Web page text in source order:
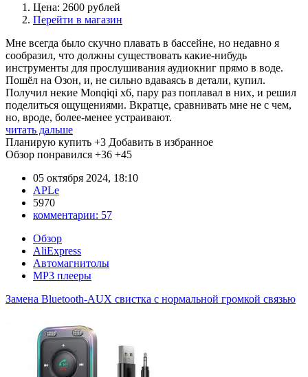
Цена: 2600 рублей
Перейти в магазин
Мне всегда было скучно плавать в бассейне, но недавно я
сообразил, что должны существовать какие-нибудь
инструменты для прослушивания аудиокниг прямо в воде.
Пошёл на Озон, и, не сильно вдаваясь в детали, купил.
Получил некие Monqiqi x6, пару раз поплавал в них, и решил
поделиться ощущениями. Вкратце, сравнивать мне не с чем,
но, вроде, более-менее устраивают.
читать дальше
Планирую купить +3 Добавить в избранное
Обзор понравился +36 +45
05 октября 2024, 18:10
APLe
5970
комментарии: 57
Обзор
AliExpress
Автомагнитолы
MP3 плееры
Замена Bluetooth-AUX свистка с нормальной громкой связью